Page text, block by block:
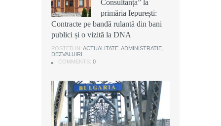
Consultanța” la
primăria Iepurești:
Contracte pe bandă rulantă din bani
publici și o vizită la DNA
POSTED IN: ACTUALITATE ADMINISTRATIE
DEZVALUIRI
COMMENTS: 0
Consultanța” la
primăria Iepurești:
Contracte pe bandă rulantă din bani
publici și o vizită la DNA
POSTED IN: ACTUALITATE ADMINISTRATIE
DEZVALUIRI
COMMENTS: 0
Consultanța” la
primăria Iepurești:
Contracte pe bandă rulantă din bani
publici și o vizită la DNA
POSTED IN: ACTUALITATE ADMINISTRATIE
DEZVALUIRI
COMMENTS: 0